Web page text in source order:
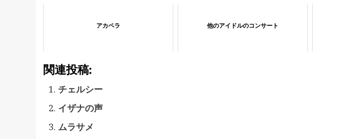
アカペラ 他のアイドルのコンサート
関連投稿:
チェルシー
イザナの声
ムラサメ